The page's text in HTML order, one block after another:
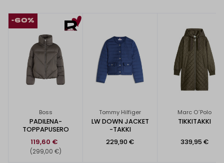
-60%
Boss
PADILENA-
TOPPAPUSERO
119,60 €
(299,00 €)
Tommy Hilfiger
LW DOWN JACKET
-TAKKI
229,90 €
Marc O´Polo
TIKKITAKKI
339,95 €